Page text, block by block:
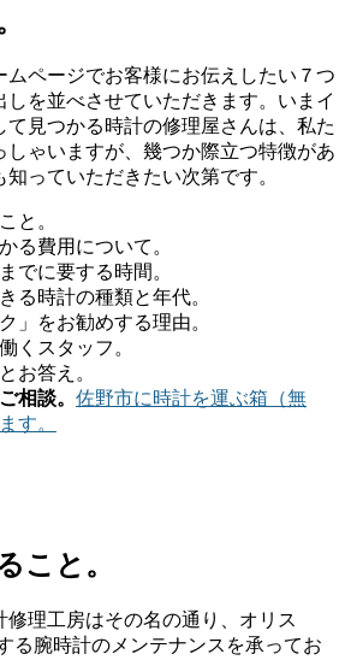
ムページでお客様にお伝えしたい７つ
を並べさせていただきます。いまイ
て見つかる時計の修理屋さんは、私た
しゃいますが、幾つか際立つ特徴があ
っていただきたい次第です。
と。
る費用について。
でに要する時間。
る時計の種類と年代。
」をお勧めする理由。
くスタッフ。
お答え。
相談。 佐野市に時計を運ぶ箱（無
す。
こと。
修理工房はその名の通り、オリス
る腕時計のメンテナンスを承ってお